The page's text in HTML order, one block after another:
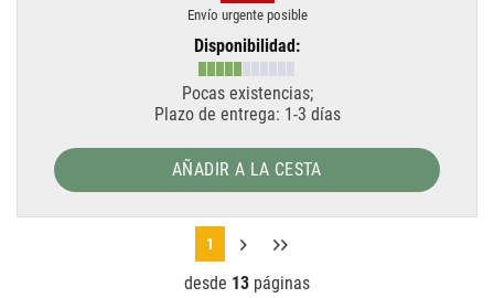
Envío urgente posible
Disponibilidad:
Pocas existencias;
Plazo de entrega: 1-3 días
AÑADIR A LA CESTA
1
desde 13 páginas